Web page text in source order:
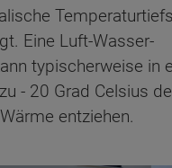
Eine Luft-Wasser-
typischerweise in
- 20 Grad Celsius
entziehen.